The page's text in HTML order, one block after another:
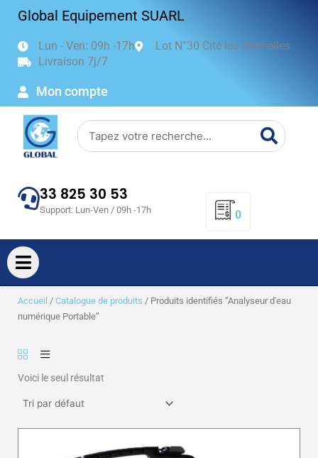
Global Equipement SUARL
Lun - Ven: 09h -17h
Lot N°30 Cité les mamelles
Livraison 7j/7
Mon compte
Search
33 825 30 53
Support: Lun-Ven / 09h -17h 0
Accueil / Catalogue de produits / Produits identifiés “Analyseur d'eau
numérique Portable”
Voici le seul résultat